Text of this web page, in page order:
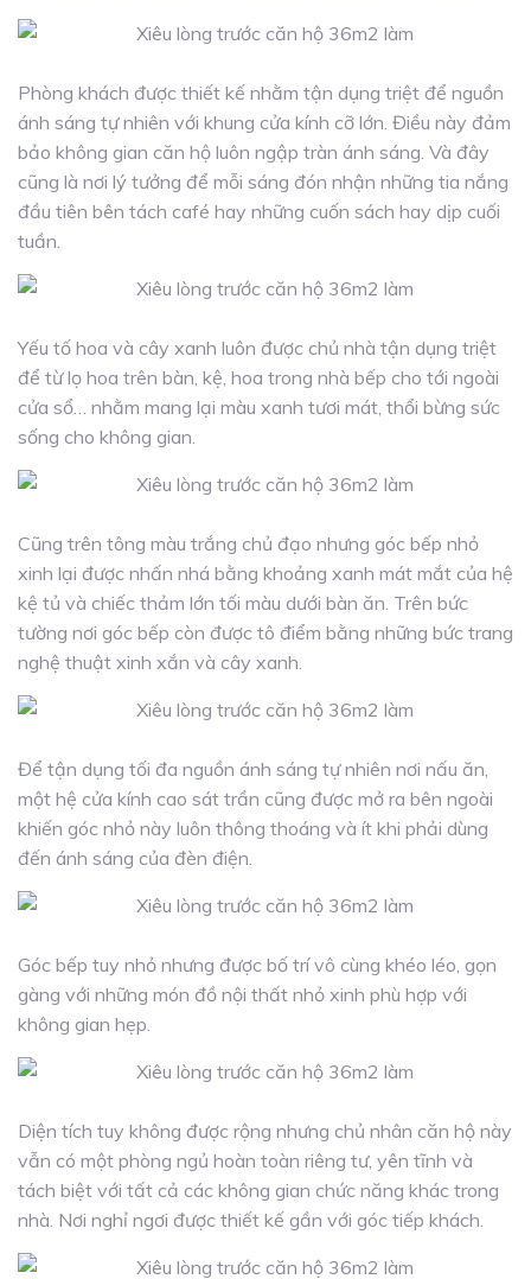
Phòng khách được thiết kế nhằm tận dụng triệt để nguồn
ánh sáng tự nhiên với khung cửa kính cỡ lớn. Điều này đảm
bảo không gian căn hộ luôn ngập tràn ánh sáng. Và đây
cũng là nơi lý tưởng để mỗi sáng đón nhận những tia nắng
đầu tiên bên tách café hay những cuốn sách hay dịp cuối
tuần.
Yếu tố hoa và cây xanh luôn được chủ nhà tận dụng triệt
để từ lọ hoa trên bàn, kệ, hoa trong nhà bếp cho tới ngoài
cửa sổ… nhằm mang lại màu xanh tươi mát, thổi bừng sức
sống cho không gian.
Cũng trên tông màu trắng chủ đạo nhưng góc bếp nhỏ
xinh lại được nhấn nhá bằng khoảng xanh mát mắt của hệ
kệ tủ và chiếc thảm lớn tối màu dưới bàn ăn. Trên bức
tường nơi góc bếp còn được tô điểm bằng những bức trang
nghệ thuật xinh xắn và cây xanh.
Để tận dụng tối đa nguồn ánh sáng tự nhiên nơi nấu ăn,
một hệ cửa kính cao sát trần cũng được mở ra bên ngoài
khiến góc nhỏ này luôn thông thoáng và ít khi phải dùng
đến ánh sáng của đèn điện.
Góc bếp tuy nhỏ nhưng được bố trí vô cùng khéo léo, gọn
gàng với những món đồ nội thất nhỏ xinh phù hợp với
không gian hẹp.
Diện tích tuy không được rộng nhưng chủ nhân căn hộ này
vẫn có một phòng ngủ hoàn toàn riêng tư, yên tĩnh và
tách biệt với tất cả các không gian chức năng khác trong
nhà. Nơi nghỉ ngơi được thiết kế gần với góc tiếp khách.